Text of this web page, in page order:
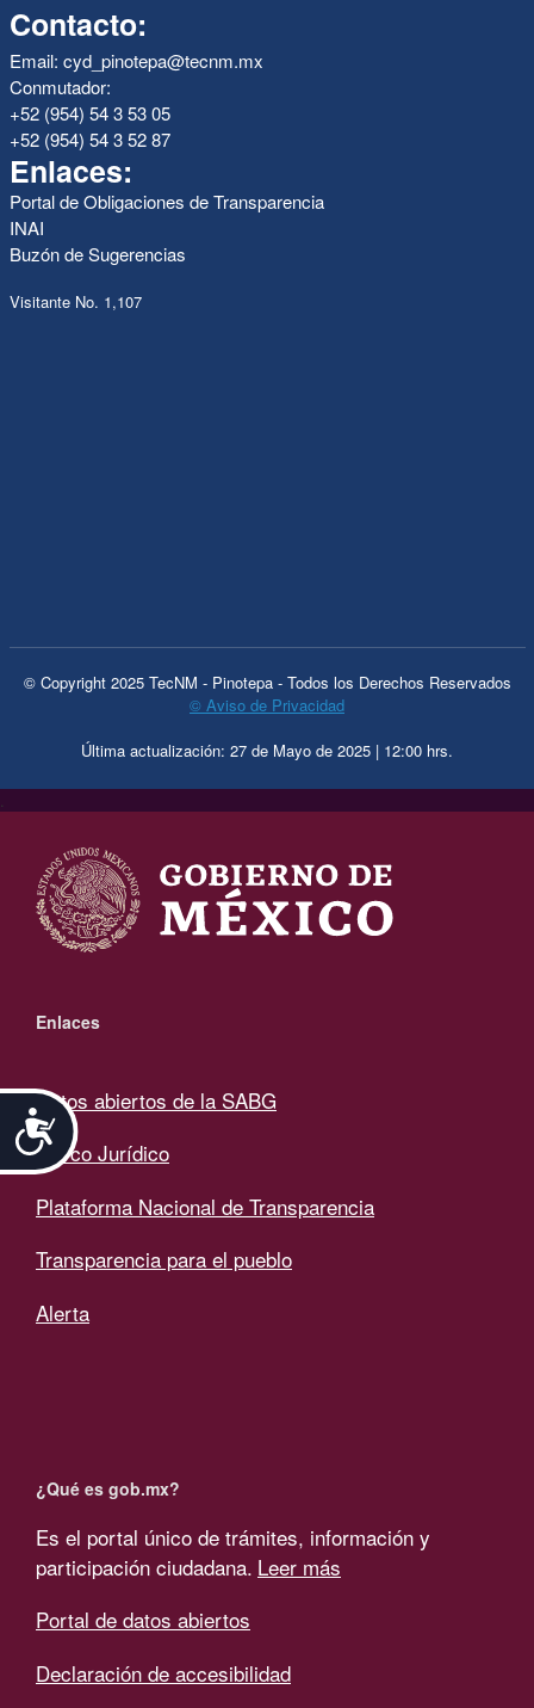
Accesibilidad
Contacto:
Email: cyd_pinotepa@tecnm.mx
Conmutador:
+52 (954) 54 3 53 05
+52 (954) 54 3 52 87
Enlaces:
Portal de Obligaciones de Transparencia
INAI
Buzón de Sugerencias
Visitante No. 1,107
© Copyright 2025 TecNM - Pinotepa - Todos los Derechos Reservados
© Aviso de Privacidad
Última actualización: 27 de Mayo de 2025 | 12:00 hrs.
Enlaces
Datos abiertos de la SABG
Marco Jurídico
Plataforma Nacional de Transparencia
Transparencia para el pueblo
Alerta
¿Qué es gob.mx?
Es el portal único de trámites, información y
participación ciudadana. Leer más
Portal de datos abiertos
Declaración de accesibilidad